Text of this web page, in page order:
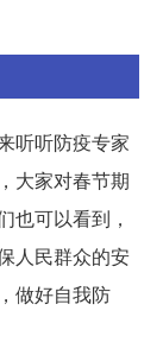
听听防疫专家
大家对春节期
也可以看到，
人民群众的安
做好自我防